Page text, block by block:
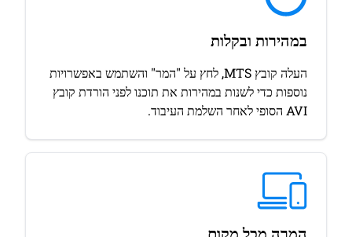
במהירות ובקלות
העלה קובץ MTS, לחץ על "המר" והשתמש באפשרויות
נוספות כדי לשנות במהירות את תוכנו לפני הורדת קובץ
AVI הסופי לאחר השלמת העיבוד.